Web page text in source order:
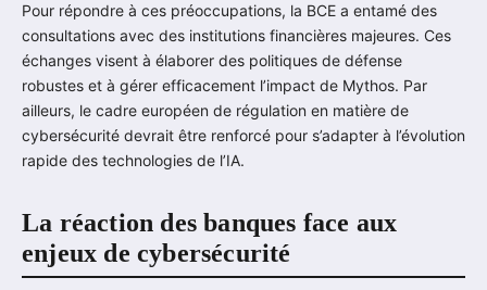
Pour répondre à ces préoccupations, la BCE a entamé des
consultations avec des institutions financières majeures. Ces
échanges visent à élaborer des politiques de défense
robustes et à gérer efficacement l’impact de Mythos. Par
ailleurs, le cadre européen de régulation en matière de
cybersécurité devrait être renforcé pour s’adapter à l’évolution
rapide des technologies de l’IA.
La réaction des banques face aux
enjeux de cybersécurité